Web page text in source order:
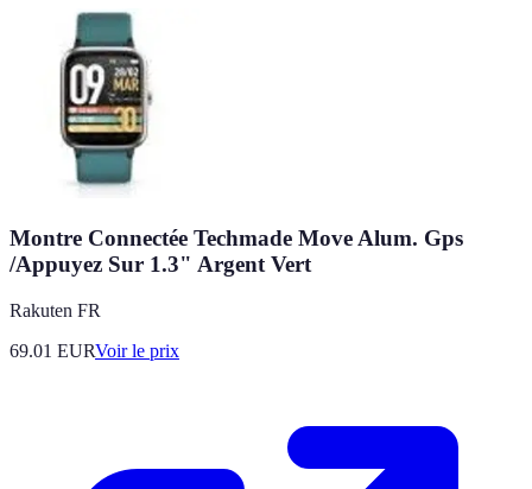
Montre Connectée Techmade Move Alum. Gps
/Appuyez Sur 1.3" Argent Vert
Rakuten FR
69.01 EURVoir le prix